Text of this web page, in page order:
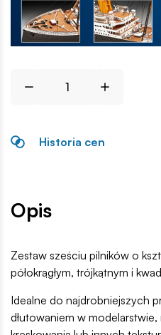
Historia cen
Opis
Zestaw sześciu pilników o
półokrągłym, trójkątnym i
Idealne do najdrobniejszych
dłutowaniem w